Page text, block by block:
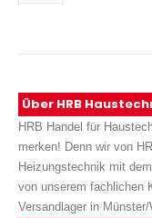
Über HRB
HRB Handel für
merken! Denn wir von
Heizungstechnik mit
von unserem fachlichen
Versandlager in